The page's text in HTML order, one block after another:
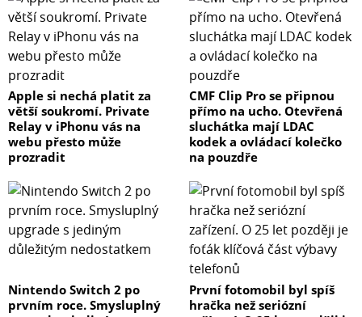
Apple si nechá platit za
větší soukromí. Private
Relay v iPhonu vás na
webu přesto může
prozradit
CMF Clip Pro se připnou
přímo na ucho. Otevřená
sluchátka mají LDAC
kodek a ovládací kolečko
na pouzdře
Nintendo Switch 2 po
prvním roce. Smysluplný
První fotomobil byl spíš
hračka než seriózní